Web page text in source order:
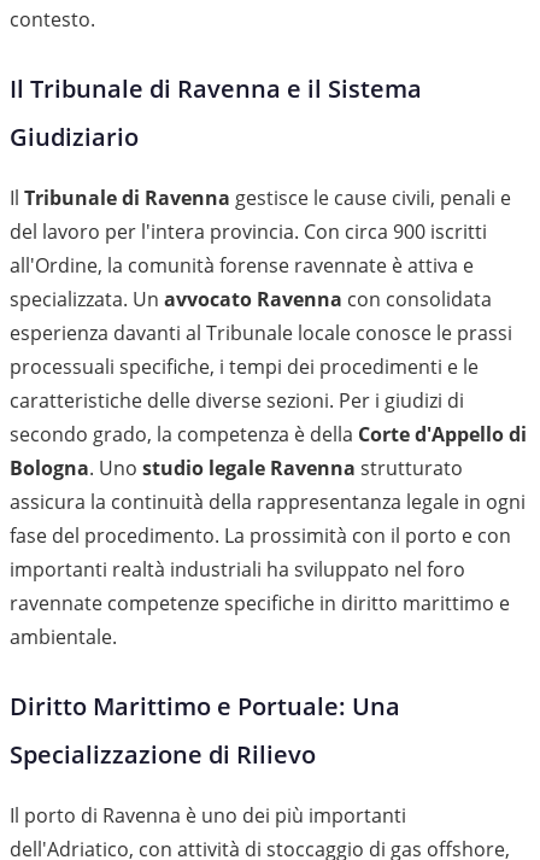
contesto.
Il Tribunale di Ravenna e il Sistema
Giudiziario
Il Tribunale di Ravenna gestisce le cause civili, penali e
del lavoro per l'intera provincia. Con circa 900 iscritti
all'Ordine, la comunità forense ravennate è attiva e
specializzata. Un avvocato Ravenna con consolidata
esperienza davanti al Tribunale locale conosce le prassi
processuali specifiche, i tempi dei procedimenti e le
caratteristiche delle diverse sezioni. Per i giudizi di
secondo grado, la competenza è della Corte d'Appello di
Bologna. Uno studio legale Ravenna strutturato
assicura la continuità della rappresentanza legale in ogni
fase del procedimento. La prossimità con il porto e con
importanti realtà industriali ha sviluppato nel foro
ravennate competenze specifiche in diritto marittimo e
ambientale.
Diritto Marittimo e Portuale: Una
Specializzazione di Rilievo
Il porto di Ravenna è uno dei più importanti
dell'Adriatico, con attività di stoccaggio di gas offshore,